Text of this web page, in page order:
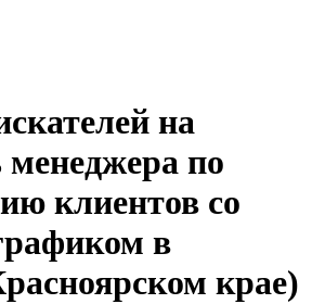
на
по
клиентов со
в
крае)